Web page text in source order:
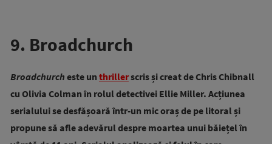
9. Broadchurch
Broadchurch este un thrillerscris și creat de Chris Chibnall
cu Olivia Colman în rolul detectivei Ellie Miller. Acțiunea
serialului se desfășoară într-un mic oraș de pe litoral și
propune să afle adevărul despre moartea unui băiețel în